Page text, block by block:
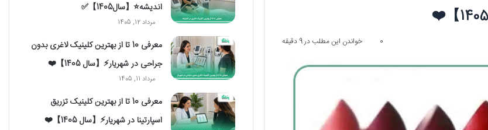
0 خواندن این مطلب در 9 دقیقه
اندیشه⭐【سال1405】✅
مرداد 12, 1405
معرفی 10 تا از بهترین کلینیک لاغری بدون
جراحی در شهریار⚡【سال 1405】❤️
مرداد 11, 1405
معرفی 10 تا از بهترین کلینیک تزریق
اسپارتینا در شهریار⚡【سال 1405】❤️